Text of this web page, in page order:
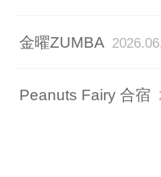
金曜ZUMBA
Peanuts Fairy 合宿